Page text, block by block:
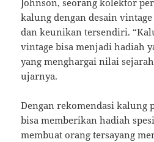
Johnson, seorang kolektor
kalung dengan desain
dan keunikan tersendiri.
vintage bisa menjadi hadiah
yang menghargai nilai
ujarnya.
Dengan rekomendasi kalung
bisa memberikan hadiah
membuat orang tersayang